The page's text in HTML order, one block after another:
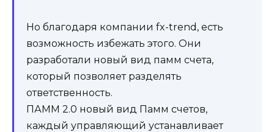
Но благодаря компании fx-trend, есть
возможность избежать этого. Они
разработали новый вид памм счета,
который позволяет разделять
ответственность.
ПАММ 2.0 новый вид Памм счетов,
каждый управляющий устанавливает